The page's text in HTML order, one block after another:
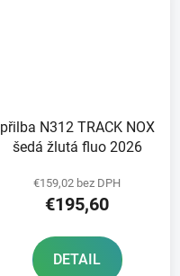
přilba N312 TRACK NOX
šedá žlutá fluo 2026
€159,02 bez DPH
€195,60
DETAIL